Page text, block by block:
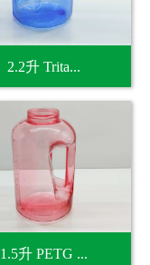
2.2升 Trita...
1.5升 PETG ...